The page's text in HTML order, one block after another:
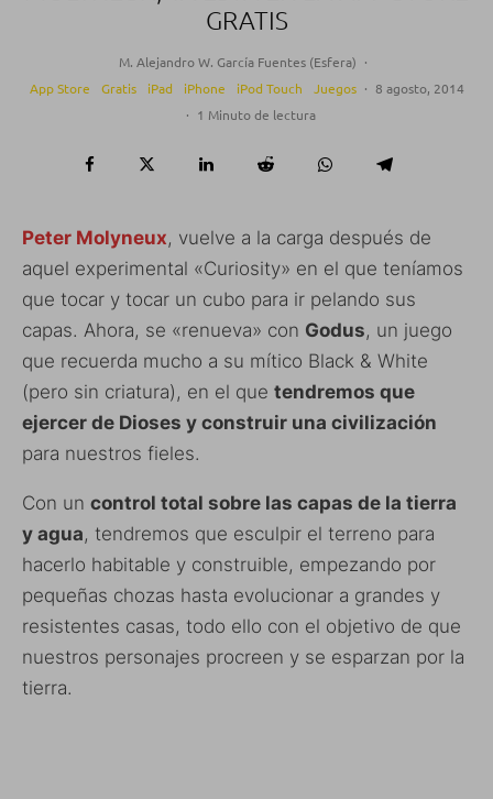
GRATIS
M. Alejandro W. García Fuentes (Esfera) ·
App Store
Gratis iPad iPhone iPod Touch Juegos · 8 agosto, 2014
· 1 Minuto de lectura
Peter Molyneux, vuelve a la carga después de
aquel experimental «Curiosity» en el que teníamos
que tocar y tocar un cubo para ir pelando sus
capas. Ahora, se «renueva» con Godus, un juego
que recuerda mucho a su mítico Black & White
(pero sin criatura), en el que tendremos que
ejercer de Dioses y construir una civilización
para nuestros fieles.
Con un control total sobre las capas de la tierra
y agua, tendremos que esculpir el terreno para
hacerlo habitable y construible, empezando por
pequeñas chozas hasta evolucionar a grandes y
resistentes casas, todo ello con el objetivo de que
nuestros personajes procreen y se esparzan por la
tierra.